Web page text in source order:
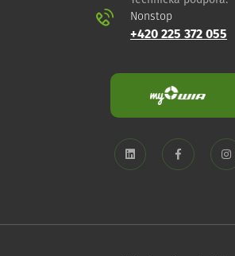
Nonstop
+420 225 372 055